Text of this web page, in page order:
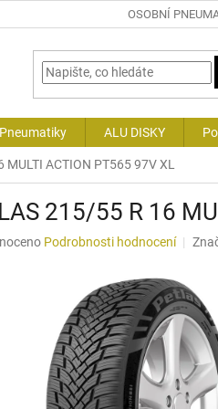
OSOBNÍ
ALU DISKY
ACTION PT565 97V XL
215/55 R 16
Podrobnosti hodnocení